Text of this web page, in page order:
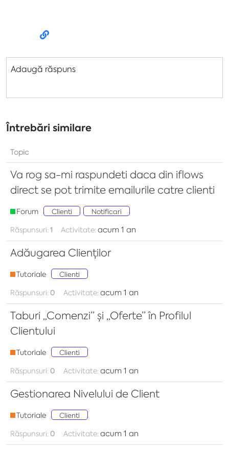
Adaugă răspuns
Întrebări similare
Topic
Va rog sa-mi raspundeti daca din iflows
direct se pot trimite emailurile catre clienti
Forum Clienti Notificari
Răspunsuri:1 Activitate:acum 1 an
Adăugarea Clienților
Tutoriale Clienti
Răspunsuri:0 Activitate:acum 1 an
Taburi „Comenzi” și „Oferte” în Profilul
Clientului
Tutoriale Clienti
Răspunsuri:0 Activitate:acum 1 an
Gestionarea Nivelului de Client
Tutoriale Clienti
Răspunsuri:0 Activitate:acum 1 an